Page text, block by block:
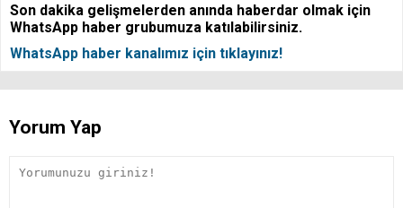
Son dakika gelişmelerden anında haberdar olmak için
WhatsApp haber grubumuza katılabilirsiniz.
WhatsApp haber kanalımız için tıklayınız!
Yorum Yap